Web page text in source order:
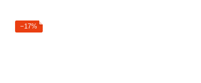
−17%